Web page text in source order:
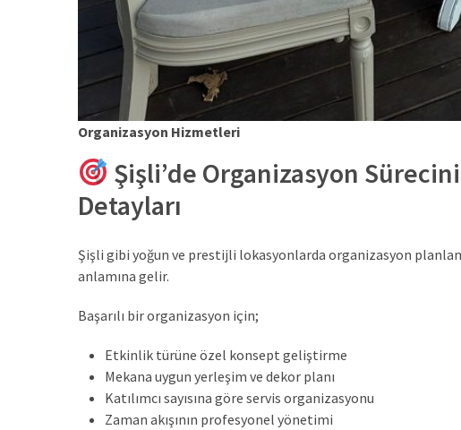
Organizasyon Hizmetleri
Şişli’de Organizasyon
Detayları
Şişli gibi yoğun ve prestijli lokasyonlarda organizasyon
anlamına gelir.
Başarılı bir organizasyon için;
Etkinlik türüne özel konsept geliştirme
Mekana uygun yerleşim ve dekor planı
Katılımcı sayısına göre servis organizasyonu
Zaman akışının profesyonel yönetimi